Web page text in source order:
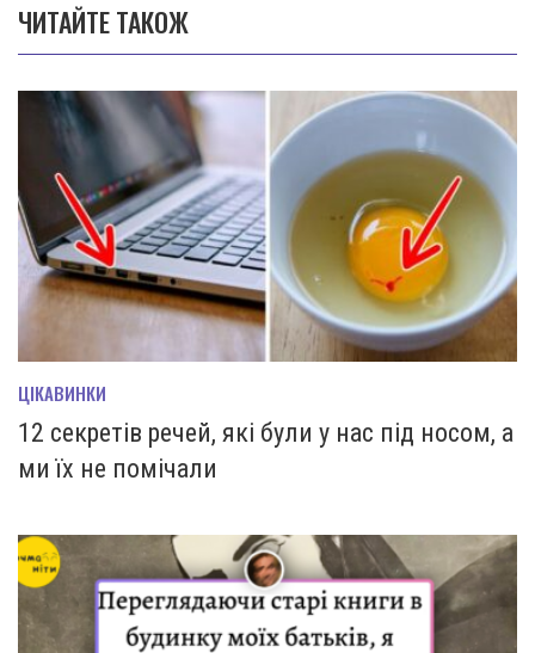
ЧИТАЙТЕ ТАКОЖ
ЦІКАВИНКИ
12 секретів речей, які були у нас під носом, а
ми їх не помічали